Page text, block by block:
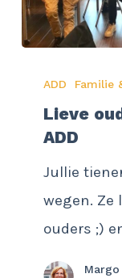
ouders
met
tieners
met
ADD
ADD Familie
Lieve
ADD
Jullie
wegen. Ze
ouders ;)